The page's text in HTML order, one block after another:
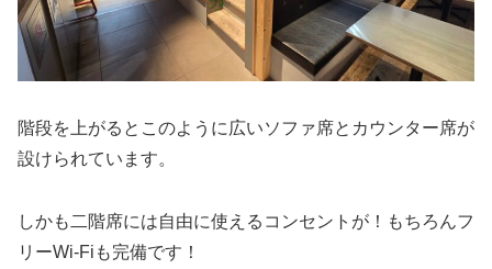
階段を上がるとこのように広いソファ席とカウンター席が
設けられています。
しかも二階席には自由に使えるコンセントが！もちろんフ
リーWi-Fiも完備です！